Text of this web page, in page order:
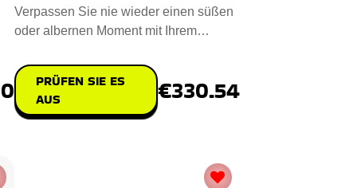
Verpassen Sie nie wieder einen süßen
oder albernen Moment mit Ihrem
PRÜFEN SIE ES
AUS
€330.54